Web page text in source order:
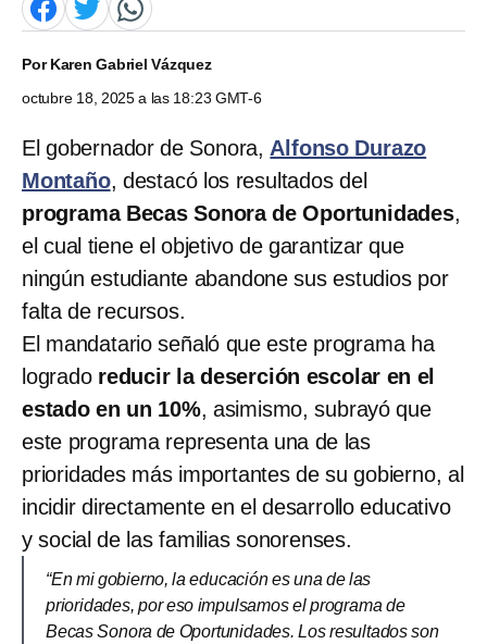
PorKaren Gabriel Vázquez
octubre 18, 2025 a las 18:23 GMT-6
El gobernador de Sonora, Alfonso Durazo
Montaño, destacó los resultados del
programa Becas Sonora de Oportunidades,
el cual tiene el objetivo de garantizar que
ningún estudiante abandone sus estudios por
falta de recursos.
El mandatario señaló que este programa ha
logrado reducir la deserción escolar en el
estado en un 10%, asimismo, subrayó que
este programa representa una de las
prioridades más importantes de su gobierno, al
incidir directamente en el desarrollo educativo
y social de las familias sonorenses.
“En mi gobierno, la educación es una de las
prioridades, por eso impulsamos el programa de
Becas Sonora de Oportunidades. Los resultados son